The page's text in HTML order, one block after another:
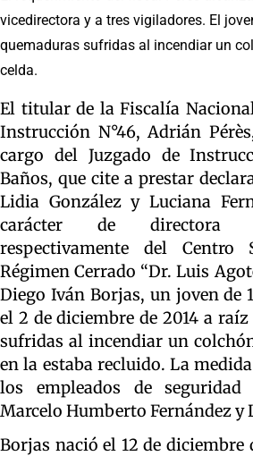
vicedirectora y a tres vigiladores. El
quemaduras sufridas al incendiar un
celda.
El titular de la Fiscalía
Instrucción N°46, Adrián
cargo del Juzgado de
Baños, que cite a prestar
Lidia González y Luciana
carácter de directora
respectivamente del Centro
Régimen Cerrado “Dr. Luis
Diego Iván Borjas, un joven de
el 2 de diciembre de 2014 a
sufridas al incendiar un
en la estaba recluido. La
los empleados de seguridad
Marcelo Humberto Fernández y
Borjas nació el 12 de diciembre